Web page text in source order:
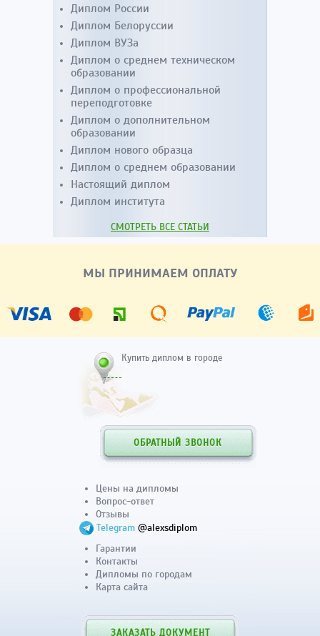
Диплом России
Диплом Белоруссии
Диплом ВУЗа
Диплом о среднем техническом
образовании
Диплом о профессиональной
переподготовке
Диплом о дополнительном
образовании
Диплом нового образца
Диплом о среднем образовании
Настоящий диплом
Диплом института
СМОТРЕТЬ ВСЕ СТАТЬИ
МЫ ПРИНИМАЕМ ОПЛАТУ
Купить диплом в городе
ОБРАТНЫЙ ЗВОНОК
Цены на дипломы
Вопрос-ответ
Отзывы
Telegram @alexsdiplom
Гарантии
Контакты
Дипломы по городам
Карта сайта
ЗАКАЗАТЬ ДОКУМЕНТ